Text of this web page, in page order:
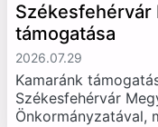
Székesfehérvár
támogatása
2026.07.29
Kamaránk
Székesfehérvár
Önkormányzatával,